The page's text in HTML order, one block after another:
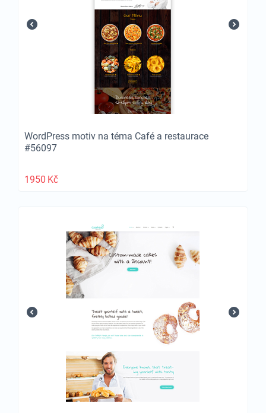
WordPress motiv na téma Café a restaurace
#56097
1950 Kč